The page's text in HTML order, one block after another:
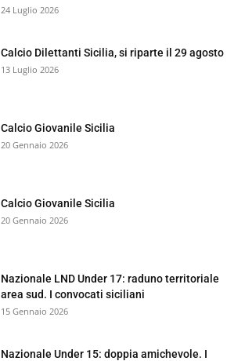
24 Luglio 2026
Calcio Dilettanti Sicilia, si riparte il 29 agosto
13 Luglio 2026
Calcio Giovanile Sicilia
20 Gennaio 2026
Calcio Giovanile Sicilia
20 Gennaio 2026
Nazionale LND Under 17: raduno territoriale
area sud. I convocati siciliani
15 Gennaio 2026
Nazionale Under 15: doppia amichevole. I